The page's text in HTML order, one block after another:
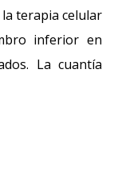
terapia celular
inferior en
La cuantía